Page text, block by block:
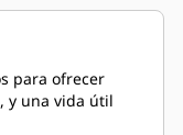
para ofrecer
y una vida útil